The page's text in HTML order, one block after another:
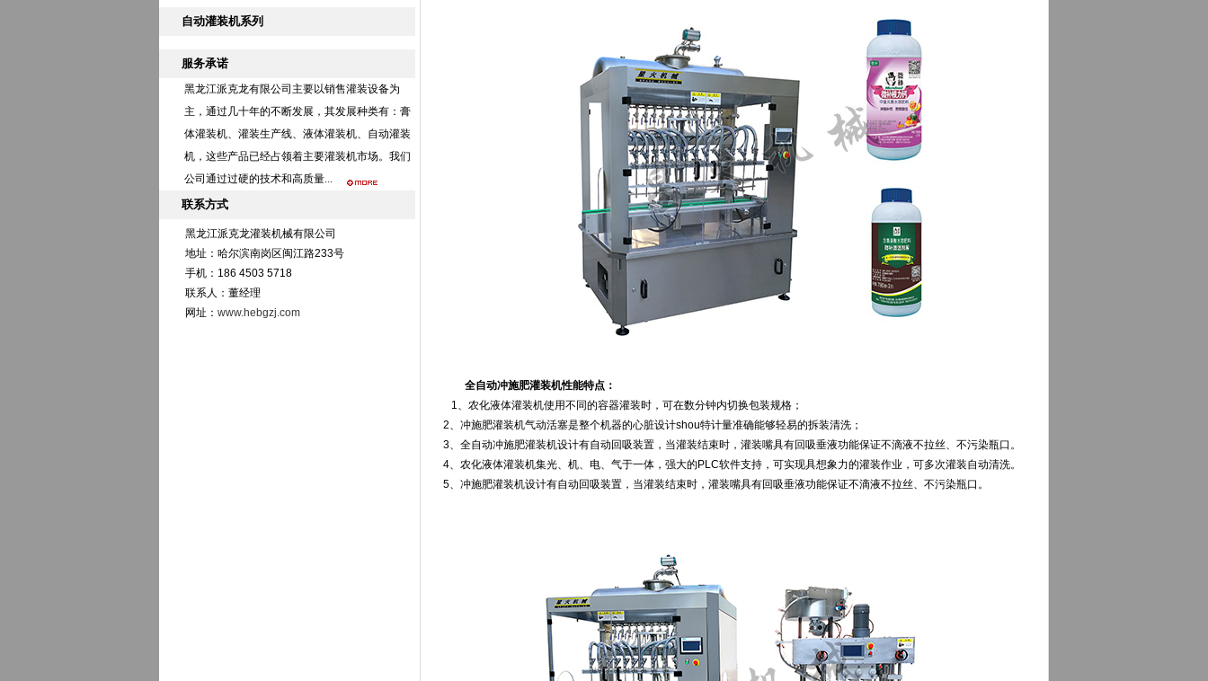
自动灌装机系列
服务承诺
黑龙江派克龙有限公司主要以销售灌装设备为
主，通过几十年的不断发展，其发展种类有： 膏
体灌装机、灌装生产线、液体灌装机、自动灌装
机，这些产品已经占领着主要灌装机市场。我们
公司通过过硬的技术和高质量...
联系方式
黑龙江派克龙灌装机械有限公司
地址：哈尔滨南岗区闽江路233号
手机：186 4503 5718
联系人：董经理
网址： www.hebgzj.com
全自动冲施肥灌装机性能特点：
1、农化液体灌装机使用不同的容器灌装时，可在数分钟内切换包装规格；
2、冲施肥灌装机气动活塞是整个机器的心脏设计shou特计量准确能够轻易的拆装清洗；
3、全自动冲施肥灌装机设计有自动回吸装置，当灌装结束时，灌装嘴具有回吸垂液功能保证不滴液不拉丝、不污染瓶口。
4、农化液体灌装机集光、机、电、气于一体，强大的PLC软件支持，可实现具想象力的灌装作业，可多次灌装自动清洗。
5、冲施肥灌装机设计有自动回吸装置，当灌装结束时，灌装嘴具有回吸垂液功能保证不滴液不拉丝、不污染瓶口。